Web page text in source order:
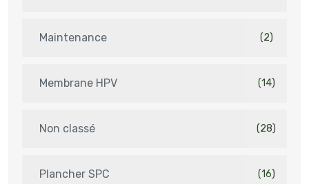
Maintenance (2)
Membrane HPV (14)
Non classé (28)
Plancher SPC (16)